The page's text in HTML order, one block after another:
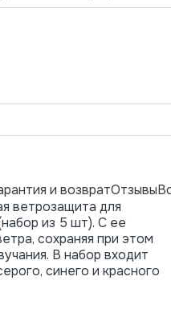
и возвратОтзывы
ветрозащита для
из 5 шт). С ее
сохраняя при этом
В набор входит
синего и красного